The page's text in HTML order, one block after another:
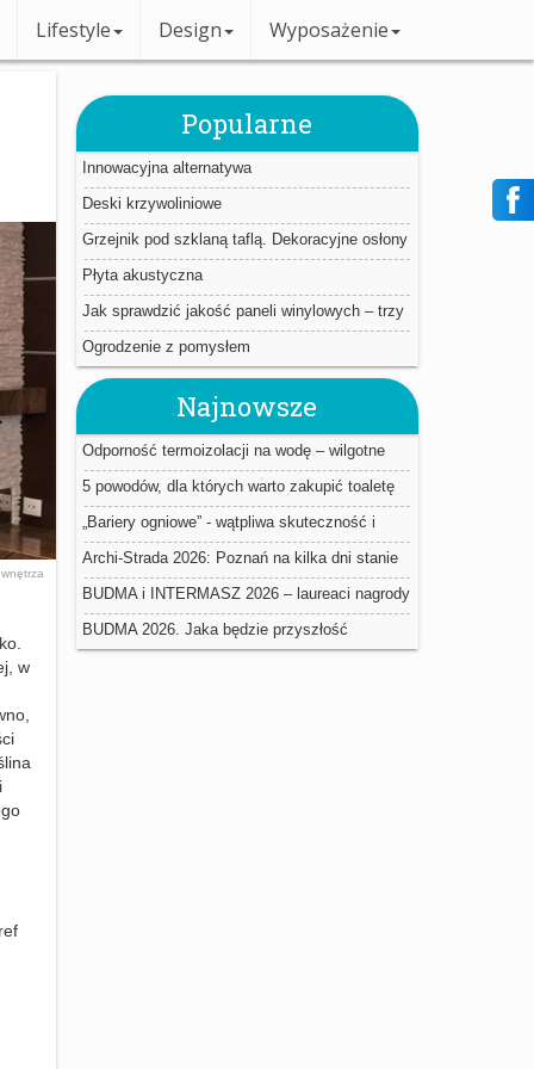
Lifestyle Design Wyposażenie
wnętrza
w
Popularne
Innowacyjna alternatywa
Deski krzywoliniowe
Grzejnik pod szklaną taflą. Dekoracyjne osłony
Płyta akustyczna
Jak sprawdzić jakość paneli winylowych – trzy
proste triki.
Ogrodzenie z pomysłem
Najnowsze
Odporność termoizolacji na wodę – wilgotne
ocieplenie jest jak mokry sweter
5 powodów, dla których warto zakupić toaletę
myjącą
„Bariery ogniowe” - wątpliwa skuteczność i
negatywny wpływ na trwałość ociepleń
Archi-Strada 2026: Poznań na kilka dni stanie
się stolicą architektury
BUDMA i INTERMASZ 2026 – laureaci nagrody
Złoty Medal Grupy MTP
BUDMA 2026. Jaka będzie przyszłość
budownictwa w Polsce?